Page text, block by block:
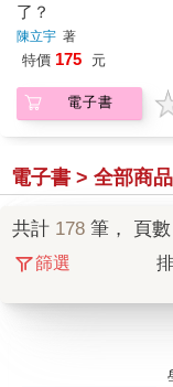
了？
陳立宇 著
特價 175 元
電子書
電子書 > 全部商品
共計 178 筆， 頁數
篩選